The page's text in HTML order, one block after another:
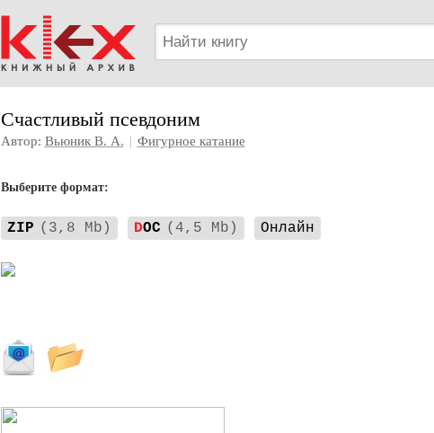
Счастливый псевдоним
Автор: Вьюник В. А. | Фигурное катание
Выберите формат:
ZIP (3,8 Mb) DOC (4,5 Mb) Онлайн